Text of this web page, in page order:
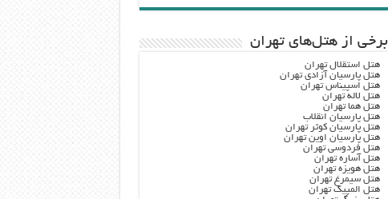
برخی از هتل‌های تهران
هتل استقلال تهران
هتل پارسیان آزادی تهران
هتل اسپیناس تهران
هتل لاله تهران
هتل هما تهران
هتل پارسیان انقلاب
هتل پارسیان کوثر تهران
هتل پارسیان اوین تهران
هتل فردوسی تهران
هتل آساره تهران
هتل هویزه تهران
هتل سیمرغ تهران
هتل المپیک تهران